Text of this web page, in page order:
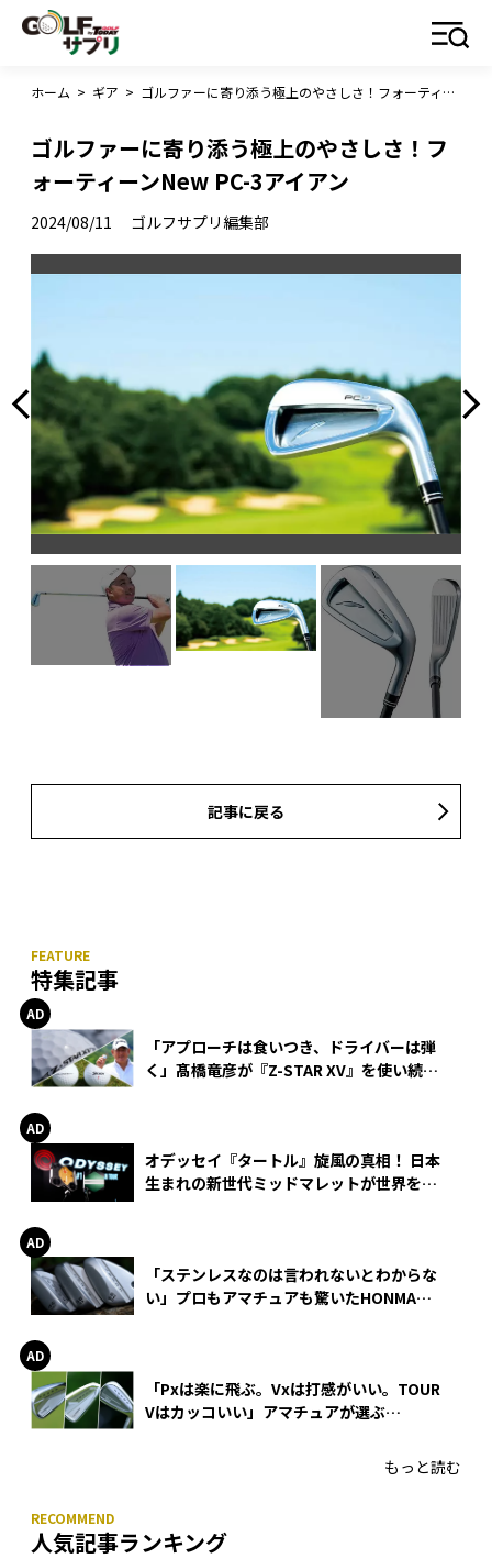
ホーム > ギア > ゴルファーに寄り添う極上のやさしさ！フォーティーンNew PC-3アイアン
ゴルファーに寄り添う極上のやさしさ！フ
ォーティーンNew PC-3アイアン
2024/08/11 ゴルフサプリ編集部
記事に戻る
特集記事
「アプローチは食いつき、ドライバーは弾
く」髙橋竜彦が『Z-STAR XV』を使い続け
オデッセイ『タートル』旋風の真相！ 日本
生まれの新世代ミッドマレットが世界を席
「ステンレスなのは言われないとわからな
い」プロもアマチュアも驚いたHONMA
「Pxは楽に飛ぶ。Vxは打感がいい。TOUR
Vはカッコいい」アマチュアが選ぶ
もっと読む
人気記事ランキング